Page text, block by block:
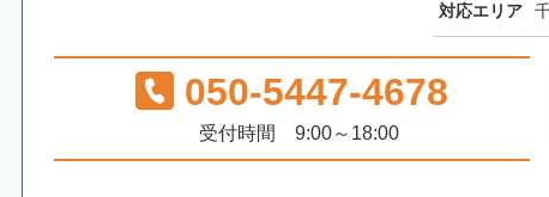
対応エリア
050-5447-4678
受付時間 9:00～18:00